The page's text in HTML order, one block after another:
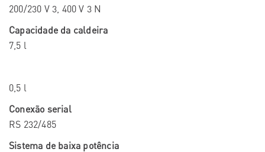
200/230 V 3, 400 V 3 N
Capacidade da caldeira
7,5 l
0,5 l
Conexão serial
RS 232/485
Sistema de baixa potência